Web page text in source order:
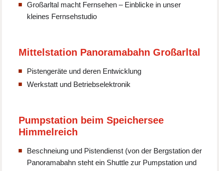
Großarltal macht Fernsehen – Einblicke in unser
kleines Fernsehstudio
Mittelstation Panoramabahn Großarltal
Pistengeräte und deren Entwicklung
Werkstatt und Betriebselektronik
Pumpstation beim Speichersee
Himmelreich
Beschneiung und Pistendienst (von der Bergstation der
Panoramabahn steht ein Shuttle zur Pumpstation und